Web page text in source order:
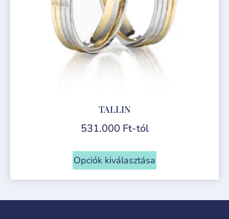
TALLIN
531.000 Ft-tól
Opciók kiválasztása